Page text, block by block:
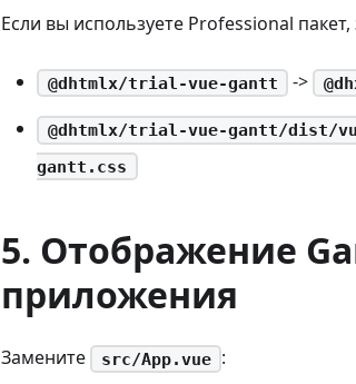
Если вы используете Professional
@dhtmlx/trial-vue-gantt ->
@dhtmlx/trial-vue-gantt/dist/
gantt.css
5. Отображение
приложения
Замените src/App.vue :